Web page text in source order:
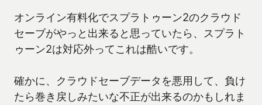
オンライン有料化でスプラトゥーン2のクラウド
セーブがやっと出来ると思っていたら、スプラト
ゥーン2は対応外ってこれは酷いです。
確かに、クラウドセーブデータを悪用して、負け
たら巻き戻しみたいな不正が出来るのかもしれま